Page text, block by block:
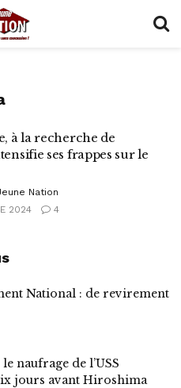
à la recherche de
ses frappes sur le
Nation
2024
4
National : de revirement
naufrage de l’USS
jours avant Hiroshima